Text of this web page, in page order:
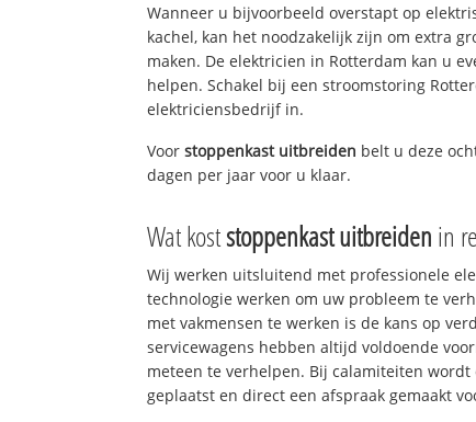
Wanneer u bijvoorbeeld overstapt op
kachel, kan het noodzakelijk zijn om extra
maken. De elektricien in Rotterdam kan u
helpen. Schakel bij een stroomstoring
elektriciensbedrijf in.
Voorstoppenkast uitbreiden belt u deze
dagen per jaar voor u klaar.
Wat koststoppenkast uitbreiden in
Wij werken uitsluitend met professionele
technologie werken om uw probleem te
met vakmensen te werken is de kans op
servicewagens hebben altijd voldoende
meteen te verhelpen. Bij calamiteiten
geplaatst en direct een afspraak gemaakt